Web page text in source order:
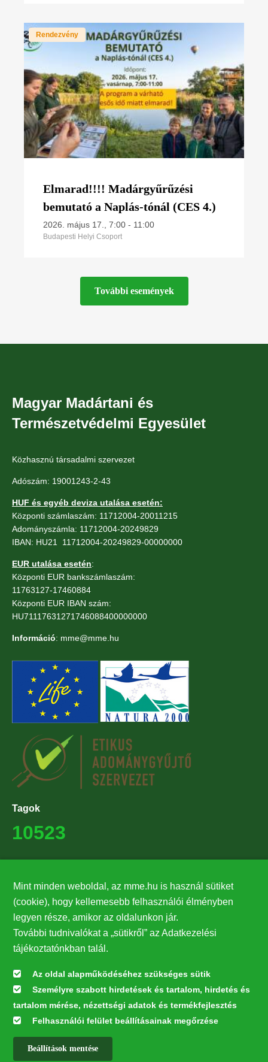
Rendezvény
Elmarad!!!! Madárgyűrűzési
bemutató a Naplás-tónál (CES 4.)
2026. május 17., 7:00 - 11:00
Budapesti Helyi Csoport
További események
Magyar Madártani és
Természetvédelmi Egyesület
Közhasznú társadalmi szervezet
Adószám: 19001243-2-43
HUF és egyéb deviza utalása esetén:
Központi számlaszám: 11712004-20011215
Adományszámla: 11712004-20249829
IBAN: HU21 11712004-20249829-00000000
EUR utalása esetén:
Központi EUR bankszámlaszám:
11763127-17460884
Központi EUR IBAN szám:
HU71117631271746088400000000
Információ: mme@mme.hu
Tagok
10523
27224
Hírlevél feliratkozás
Értesüljön elsőként legfrissebb híreinkről, eseményeinkről!
Feliratkozás
Mint minden weboldal, az mme.hu is használ sütiket
(cookie), hogy kellemesebb felhasználói élményben
legyen része, amikor az oldalunkon jár.
További tudnivalókat a „sütikről” az Adatkezelési
tájékoztatónkban talál.
Az oldal alapműködéséhez szükséges sütik
Személyre szabott hirdetések és tartalom, hirdetés és
tartalom mérése, nézettségi adatok és termékfejlesztés
Felhasználói felület beállításainak megőrzése
Beállítások mentése